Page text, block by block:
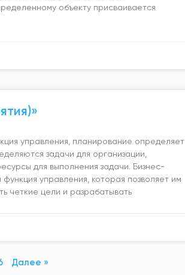
объекту присваивается
управления, планирование определяет
задачи для организации,
для выполнения задачи. Бизнес-
управления, которая позволяет им
четкие цели и разрабатывать
Далее »